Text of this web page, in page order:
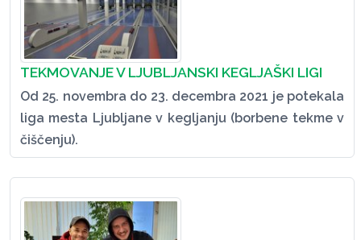
TEKMOVANJE V LJUBLJANSKI KEGLJAŠKI LIGI
Od 25. novembra do 23. decembra 2021 je potekala
liga mesta Ljubljane v kegljanju (borbene tekme v
čiščenju).